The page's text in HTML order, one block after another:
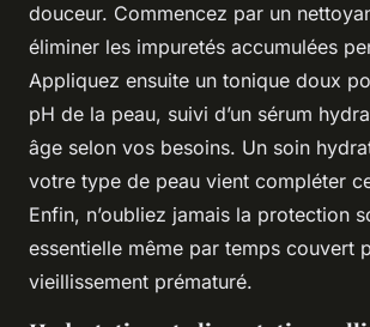
douceur. Commencez par un
éliminer les impuretés accumulées
Appliquez ensuite un tonique doux
pH de la peau, suivi d’un sérum
âge selon vos besoins. Un soin
votre type de peau vient compléter
Enfin, n’oubliez jamais la protection
essentielle même par temps couvert
vieillissement prématuré.